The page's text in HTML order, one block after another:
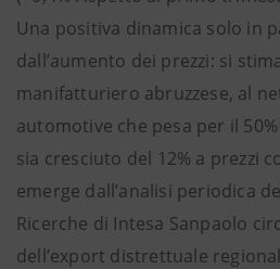
Una positiva dinamica solo in
dall’aumento dei prezzi: si
manifatturiero abruzzese, al
automotive che pesa per il
sia cresciuto del 12% a prezzi
emerge dall’analisi periodica
Ricerche di Intesa Sanpaolo
dell’export distrettuale